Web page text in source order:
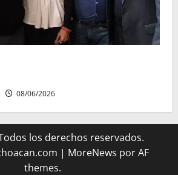
08/06/2026
los derechos reservados.
| MoreNews por AF
themes.